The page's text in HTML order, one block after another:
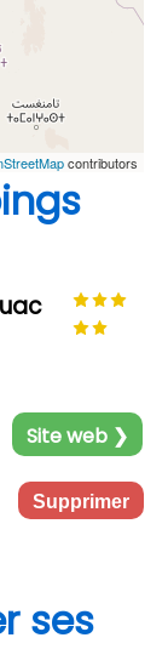
contributors
Site web ❯
Supprimer
ses